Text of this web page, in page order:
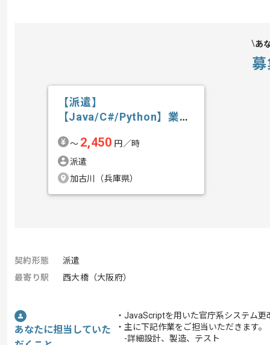
あ
【派遣】
【Java/C#/Python】業務
案件
〜 2,450 円／時
派遣
加古川（兵庫県）
契約形態
派遣
最寄り駅
西大橋（大阪府）
あなたに担当していた
・JavaScriptを用いた官庁系システム
・主に下記作業をご担当いただきます。
-詳細設計、製造、テスト